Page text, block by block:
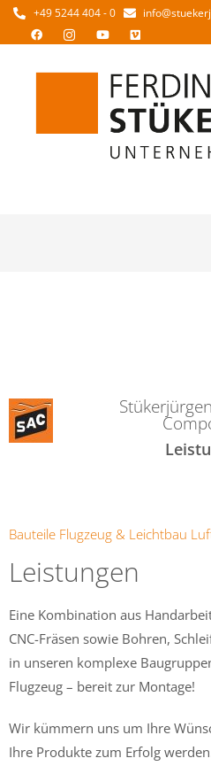
+49 5244 404 - 0
Bauteile Flugzeug & Leichtbau
Leistungen
Eine Kombination aus
CNC-Fräsen sowie Bohren,
in unseren komplexe
Flugzeug – bereit zur Montage!
Wir kümmern uns um Ihre
Ihre Produkte zum Erfolg